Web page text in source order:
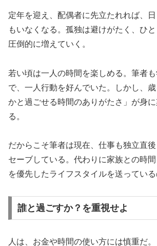
定年を迎え、配偶者に先立たれれば、
もいなくなる。孤独は避けがたく、ひ
圧倒的に増えていく。
若い頃は一人の時間を楽しめる。筆者
で、一人行動を好んでいた。しかし、
かと過ごせる時間のありがたさ」が身に
る。
だからこそ筆者は現在、仕事も独立直
セーブしている。代わりに家族との時
を優先したライフスタイルを送っている
誰と過ごすか？を重視せよ
人は、お金や時間の使い方には慎重だ